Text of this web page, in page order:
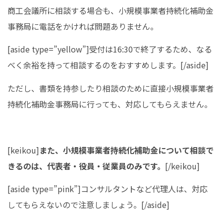
商工会議所に相談する場合も、小規模事業者持続化補助金
事務局に電話をかければ問題ありません。
[aside type=”yellow”]受付は16:30で終了するため、なる
べく余裕を持って相談するのをおすすめします。[/aside]
ただし、書類を持参したり相談のために直接小規模事業者
持続化補助金事務局に行っても、対応してもらえません。
[keikou]また、小規模事業者持続化補助金について相談で
きるのは、代表者・役員・従業員のみです。 [/keikou]
[aside type=”pink”]コンサルタントなど代理人は、対応
してもらえないので注意しましょう。[/aside]